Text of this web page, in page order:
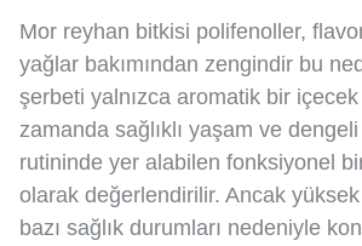
Mor reyhan bitkisi polifenoller,
yağlar bakımından zengindir bu
şerbeti yalnızca aromatik bir içecek
zamanda sağlıklı yaşam ve
rutininde yer alabilen fonksiyonel
olarak değerlendirilir. Ancak
bazı sağlık durumları nedeniyle